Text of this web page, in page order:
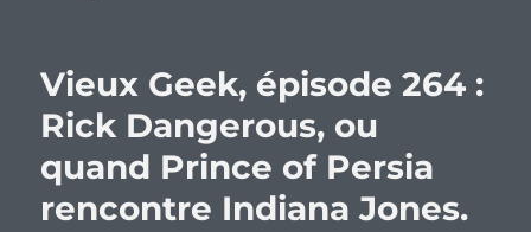
Vieux Geek, épisode 264 :
Rick Dangerous, ou
quand Prince of Persia
rencontre Indiana Jones.